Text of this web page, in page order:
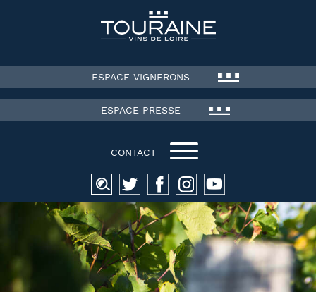
ESPACE VIGNERONS
ESPACE PRESSE
CONTACT
Recherche
pour :